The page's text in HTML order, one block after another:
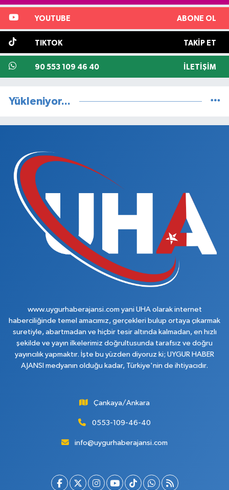
YOUTUBE ABONE OL
TIKTOK TAKIP ET
90 553 109 46 40 İLETIŞIM
Yükleniyor...
www.uygurhaberajansi.com yani UHA olarak internet
haberciliğinde temel amacımız, gerçekleri bulup ortaya çıkarmak
suretiyle, abartmadan ve hiçbir tesir altında kalmadan, en hızlı
şekilde ve yayın ilkelerimiz doğrultusunda tarafsız ve doğru
yayıncılık yapmaktır. İşte bu yüzden diyoruz ki; UYGUR HABER
AJANSI medyanın olduğu kadar, Türkiye'nin de ihtiyacıdır.
Çankaya/Ankara
0553-109-46-40
info@uygurhaberajansi.com